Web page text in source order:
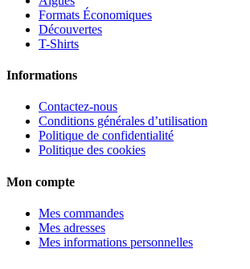
Formats Économiques
Découvertes
T-Shirts
Informations
Contactez-nous
Conditions générales d’utilisation
Politique de confidentialité
Politique des cookies
Mon compte
Mes commandes
Mes adresses
Mes informations personnelles